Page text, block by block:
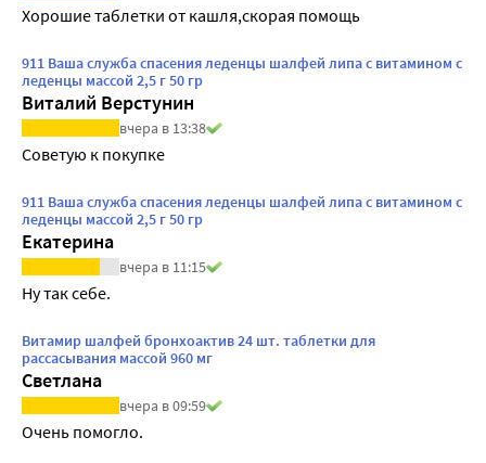
Хорошие таблетки от кашля,скорая помощь
911 Ваша служба спасения леденцы шалфей липа с витамином с
леденцы массой 2,5 г 50 гр
Виталий Верстунин
вчера в 13:38
Советую к покупке
911 Ваша служба спасения леденцы шалфей липа с витамином с
леденцы массой 2,5 г 50 гр
Екатерина
вчера в 11:15
Ну так себе.
Витамир шалфей бронхоактив 24 шт. таблетки для
рассасывания массой 960 мг
Светлана
вчера в 09:59
Очень помогло.